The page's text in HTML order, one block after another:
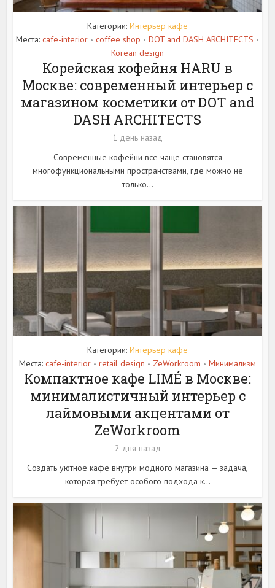
Категории: Интерьер кафе
Места: cafe-interior • coffee shop • DOT and DASH ARCHITECTS •
Korean design
Корейская кофейня HARU в
Москве: современный интерьер с
магазином косметики от DOT and
DASH ARCHITECTS
1 день назад
Современные кофейни все чаще становятся
многофункциональными пространствами, где можно не
только...
Категории: Интерьер кафе
Места: cafe-interior • retail design • ZeWorkroom • Минимализм
Компактное кафе LIMÉ в Москве:
минималистичный интерьер с
лаймовыми акцентами от
ZeWorkroom
2 дня назад
Создать уютное кафе внутри модного магазина — задача,
которая требует особого подхода к...